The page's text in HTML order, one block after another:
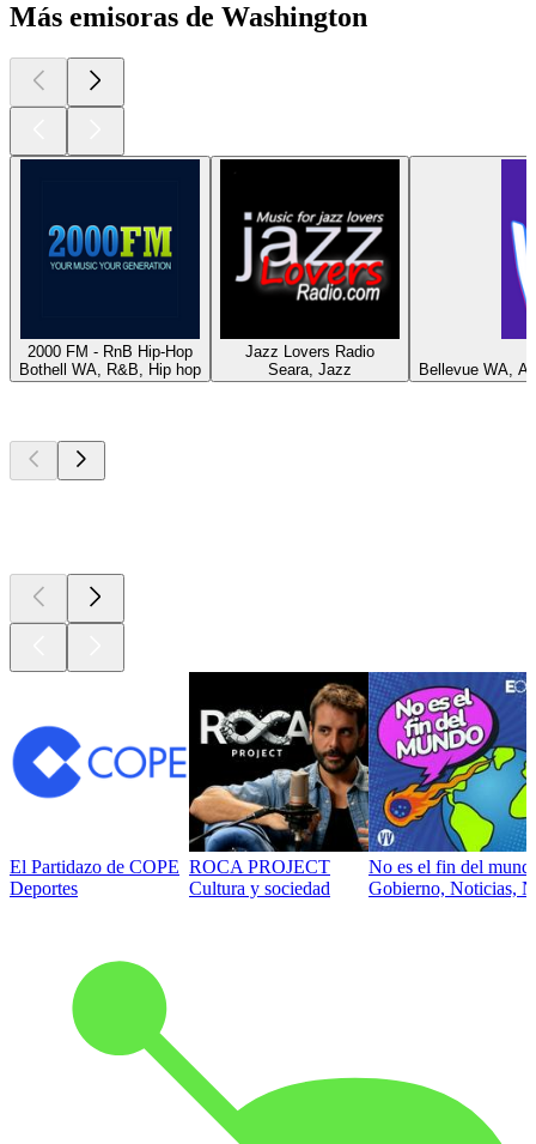
Más emisoras de Washington
2000 FM - RnB Hip-Hop
Bothell WA, R&B, Hip hop
Jazz Lovers Radio
Seara, Jazz
Bellevue WA,
El Partidazo de COPE
Deportes
ROCA PROJECT
Cultura y sociedad
No es el fin del
Gobierno, Noticias,